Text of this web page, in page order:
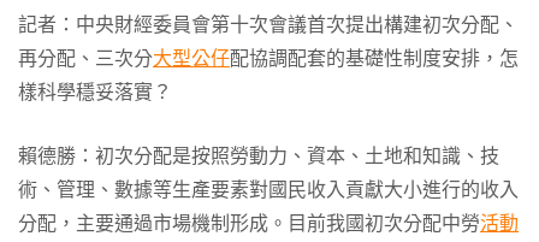
記者：中央財經委員會第十次會議首次提出構建初次分配、
再分配、三次分大型公仔配協調配套的基礎性制度安排，怎
樣科學穩妥落實？
賴德勝：初次分配是按照勞動力、資本、土地和知識、技
術、管理、數據等生產要素對國民收入貢獻大小進行的收入
分配，主要通過市場機制形成。目前我國初次分配中勞活動